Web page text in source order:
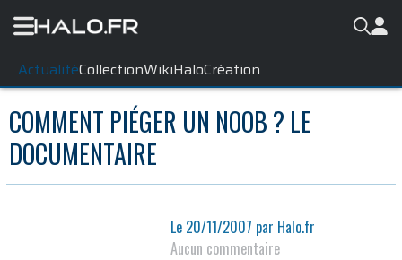
ActualitéCollectionWikiHaloCréation
COMMENT PIÉGER UN NOOB ? LE
DOCUMENTAIRE
Le 20/11/2007 par Halo.fr
Aucun commentaire